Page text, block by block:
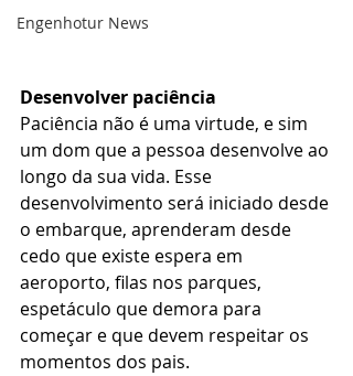
Engenhotur News
Desenvolver paciência
Paciência não é uma virtude, e sim
um dom que a pessoa desenvolve ao
longo da sua vida. Esse
desenvolvimento será iniciado desde
o embarque, aprenderam desde
cedo que existe espera em
aeroporto, filas nos parques,
espetáculo que demora para
começar e que devem respeitar os
momentos dos pais.